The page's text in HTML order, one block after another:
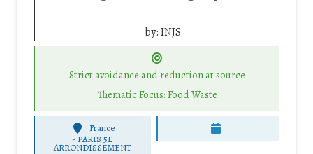
by:INJS
Strict avoidance and reduction at source
Thematic Focus: Food Waste
France
- PARIS 5E
ARRONDISSEMENT